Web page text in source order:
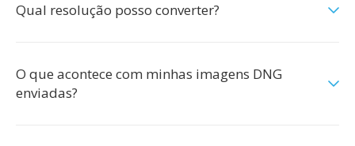
Qual resolução posso converter?
O que acontece com minhas imagens DNG
enviadas?